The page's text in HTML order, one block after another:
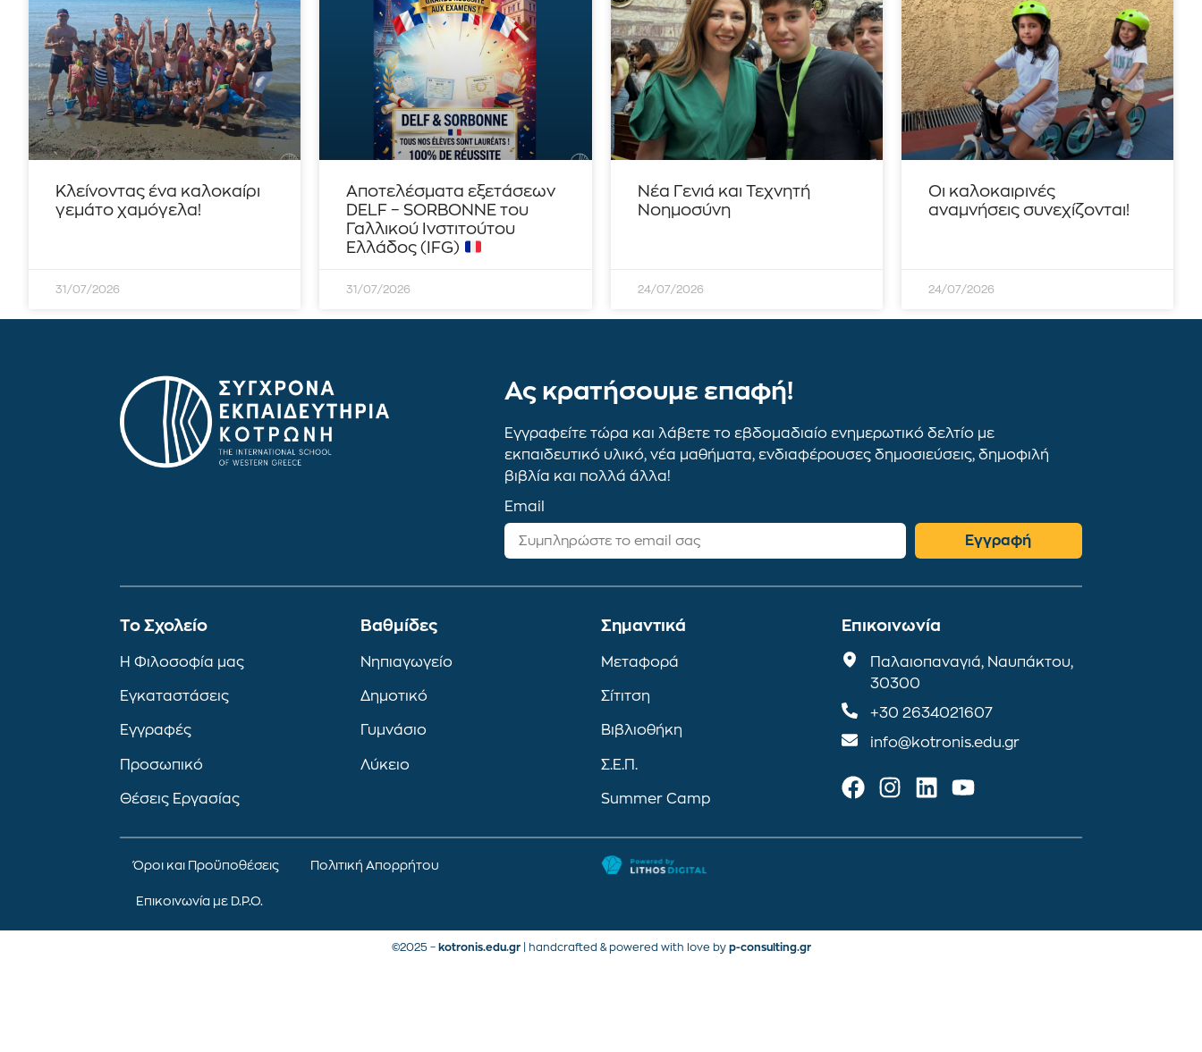
Κλείνοντας ένα καλοκαίρι
γεμάτο χαμόγελα!
31/07/2026
Αποτελέσματα εξετάσεων
DELF – SORBONNE του
Γαλλικού Ινστιτούτου
Ελλάδος (IFG)
31/07/2026
Νέα Γενιά και Τεχνητή
Νοημοσύνη
24/07/2026
Οι καλοκαιρινές
αναμνήσεις συνεχίζονται!
24/07/2026
Ας κρατήσουμε επαφή!
Εγγραφείτε τώρα και λάβετε το εβδομαδιαίο ενημερωτικό δελτίο με
εκπαιδευτικό υλικό, νέα μαθήματα, ενδιαφέρουσες δημοσιεύσεις, δημοφιλή
βιβλία και πολλά άλλα!
Email
Εγγραφή
To Σχολείο
Η Φιλοσοφία μας
Εγκαταστάσεις
Εγγραφές
Προσωπικό
Θέσεις Εργασίας
Βαθμίδες
Νηπιαγωγείο
Δημοτικό
Γυμνάσιο
Λύκειο
Σημαντικά
Μεταφορά
Σίτιτση
Βιβλιοθήκη
Σ.Ε.Π.
Summer Camp
Επικοινωνία
Παλαιοπαναγιά, Ναυπάκτου,
30300
+30 2634021607
info@kotronis.edu.gr
Όροι και Προϋποθέσεις Πολιτική Απορρήτου
Επικοινωνία με D.P.O.
©2025 – kotronis.edu.gr| handcrafted & powered with love by p-consulting.gr